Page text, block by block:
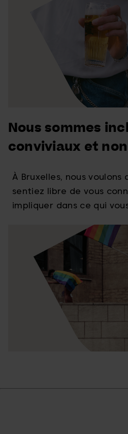
Nous sommes
conviviaux et
À Bruxelles, nous voulons
sentiez libre de vous
impliquer dans ce qui